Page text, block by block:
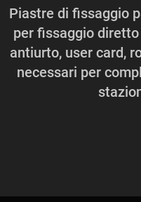
Piastre di fissaggio
per fissaggio
antiurto, user card,
necessari per